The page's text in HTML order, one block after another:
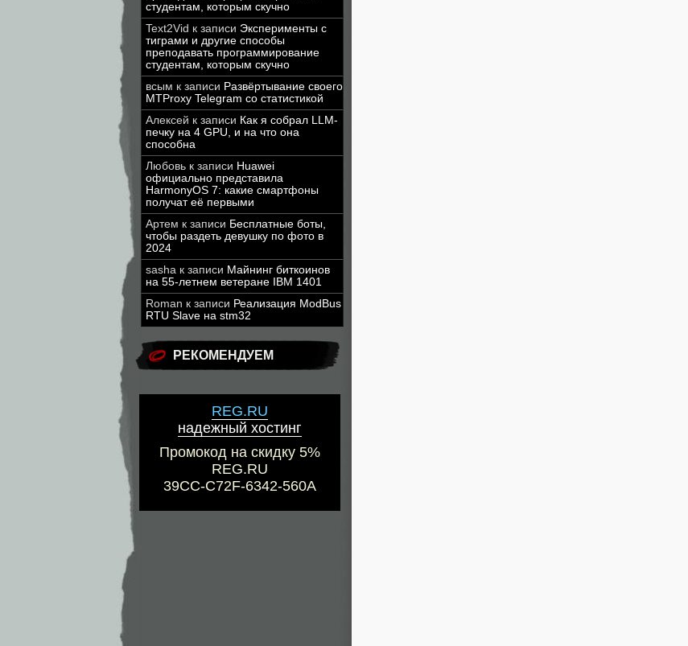
студентам, которым скучно
Text2Vid к записи Эксперименты с
тиграми и другие способы
преподавать программирование
студентам, которым скучно
всым к записи Развёртывание своего
MTProxy Telegram со статистикой
Алексей к записи Как я собрал LLM-
печку на 4 GPU, и на что она
способна
Любовь к записи Huawei
официально представила
HarmonyOS 7: какие смартфоны
получат её первыми
Артем к записи Бесплатные боты,
чтобы раздеть девушку по фото в
2024
sasha к записи Майнинг биткоинов
на 55-летнем ветеране IBM 1401
Roman к записи Реализация ModBus
RTU Slave на stm32
РЕКОМЕНДУЕМ
REG.RU
надежный хостинг
Промокод на скидку 5%
REG.RU
39CC-C72F-6342-560A